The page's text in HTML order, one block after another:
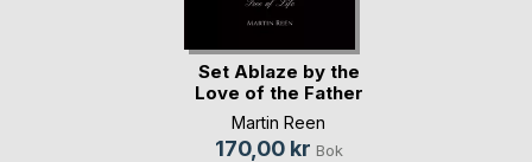
Set Ablaze by the
Love of the Father
Martin Reen
170,00 kr Bok